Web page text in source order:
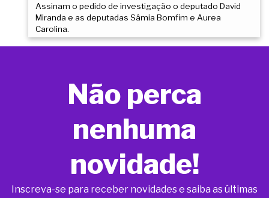
Assinam o pedido de investigação o deputado David
Miranda e as deputadas Sâmia Bomfim e Aurea
Carolina.
Não perca
nenhuma
novidade!
Inscreva-se para receber novidades e saiba as últimas